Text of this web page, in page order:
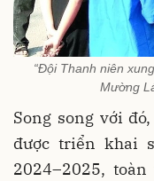
“Đội Thanh niên
Mường
Song song với
được triển khai
2024–2025,